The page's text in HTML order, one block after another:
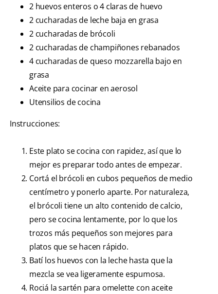
2 huevos enteros o 4 claras de huevo
2 cucharadas de leche baja en grasa
2 cucharadas de brócoli
2 cucharadas de champiñones rebanados
4 cucharadas de queso mozzarella bajo en
grasa
Aceite para cocinar en aerosol
Utensilios de cocina
Instrucciones:
Este plato se cocina con rapidez, así que lo
mejor es preparar todo antes de empezar.
Cortá el brócoli en cubos pequeños de medio
centímetro y ponerlo aparte. Por naturaleza,
el brócoli tiene un alto contenido de calcio,
pero se cocina lentamente, por lo que los
trozos más pequeños son mejores para
platos que se hacen rápido.
Batí los huevos con la leche hasta que la
mezcla se vea ligeramente espumosa.
Rociá la sartén para omelette con aceite